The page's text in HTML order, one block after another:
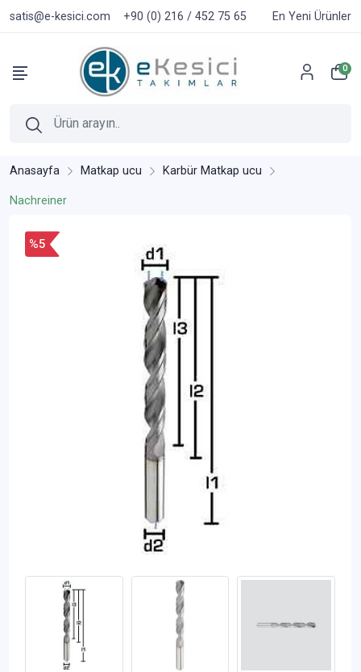
satis@e-kesici.com +90 (0) 216 / 452 75 65 En Yeni Ürünler
0
Anasayfa Matkap ucu Karbür Matkap ucu
Nachreiner
%5